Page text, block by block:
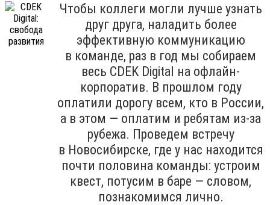
Чтобы коллеги могли лучше узнать
друг друга, наладить более
эффективную коммуникацию
в команде, раз в год мы собираем
весь CDEK Digital на офлайн-
корпоратив. В прошлом году
оплатили дорогу всем, кто в России,
а в этом — оплатим и ребятам из-за
рубежа. Проведем встречу
в Новосибирске, где у нас находится
почти половина команды: устроим
квест, потусим в баре — словом,
познакомимся лично.